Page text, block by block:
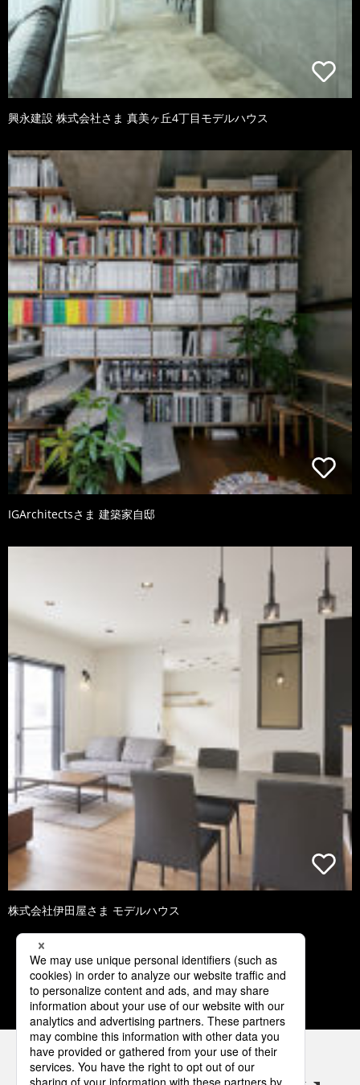
興永建設 株式会社さま 真美ヶ丘4丁目モデルハウス
IGArchitectsさま 建築家自邸
株式会社伊田屋さま モデルハウス
2 3 4 5 6
パナソニックの電気設備 SNSアカウント